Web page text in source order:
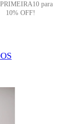
para
10% OFF!